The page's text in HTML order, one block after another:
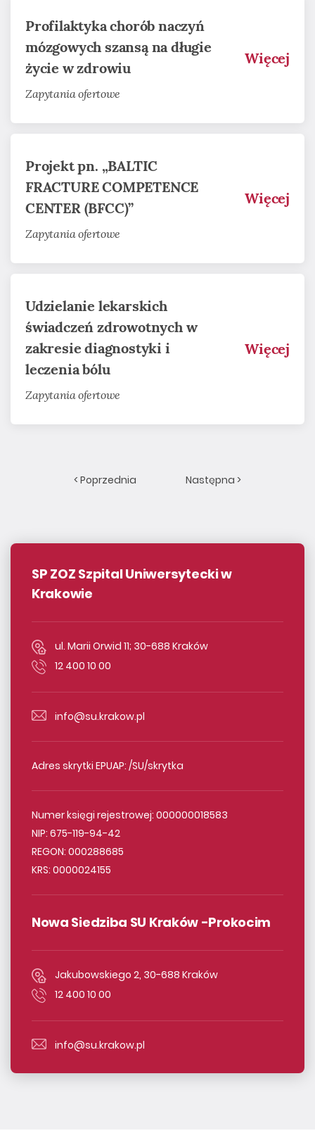
Profilaktyka chorób naczyń
mózgowych szansą na długie
życie w zdrowiu
Zapytania ofertowe
Więcej
Projekt pn. „BALTIC
FRACTURE COMPETENCE
CENTER (BFCC)”
Zapytania ofertowe
Więcej
Udzielanie lekarskich
świadczeń zdrowotnych w
zakresie diagnostyki i
leczenia bólu
Zapytania ofertowe
Więcej
< Poprzednia Następna >
SP ZOZ Szpital Uniwersytecki w
Krakowie
ul. Marii Orwid 11; 30-688 Kraków
12 400 10 00
info@su.krakow.pl
Adres skrytki EPUAP: /SU/skrytka
Numer księgi rejestrowej: 000000018583
NIP: 675-119-94-42
REGON: 000288685
KRS: 0000024155
Nowa Siedziba SU Kraków -Prokocim
Jakubowskiego 2, 30-688 Kraków
12 400 10 00
info@su.krakow.pl